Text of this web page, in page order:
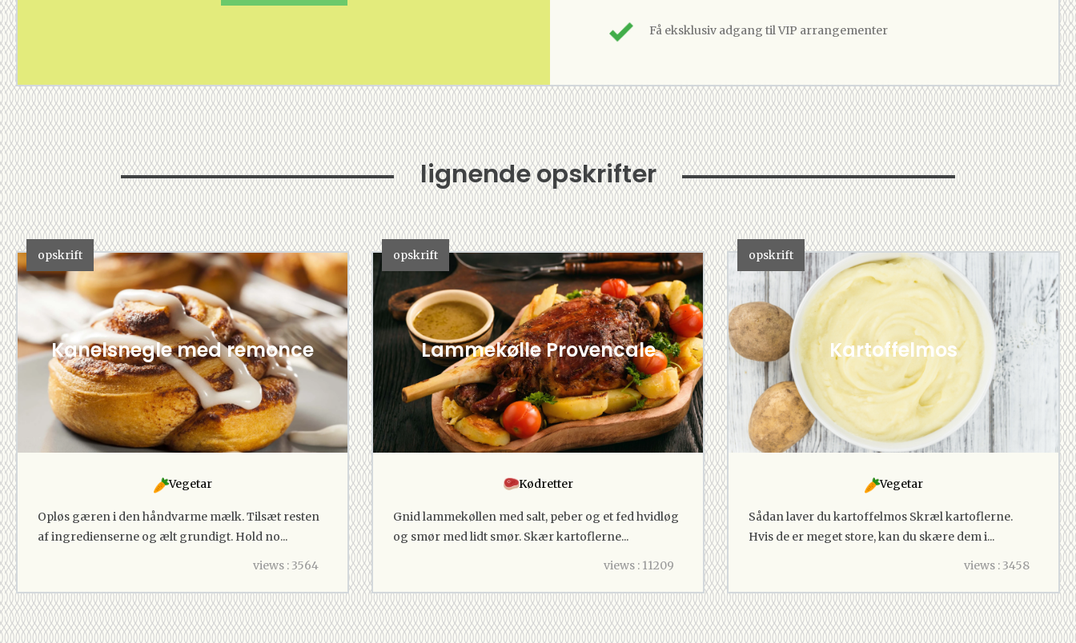
Få eksklusiv adgang til VIP arrangementer
lignende opskrifter
opskrift
Kanelsnegle med remonce
Vegetar
Opløs gæren i den håndvarme mælk. Tilsæt resten
af ingredienserne og ælt grundigt. Hold no...
views : 3564
opskrift
Lammekølle Provencale
Kødretter
Gnid lammekøllen med salt, peber og et fed hvidløg
og smør med lidt smør. Skær kartoflerne...
views : 11209
opskrift
Kartoffelmos
Vegetar
Sådan laver du kartoffelmos Skræl kartoflerne.
Hvis de er meget store, kan du skære dem i...
views : 3458